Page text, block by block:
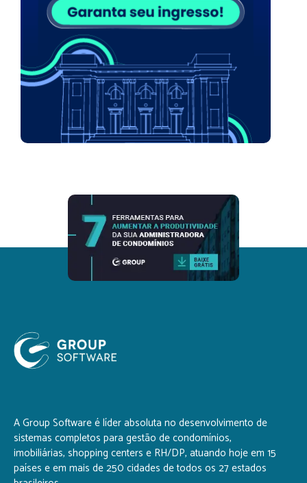
A Group Software é líder absoluta no desenvolvimento de
sistemas completos para gestão de condomínios,
imobiliárias, shopping centers e RH/DP, atuando hoje em 15
países e em mais de 250 cidades de todos os 27 estados